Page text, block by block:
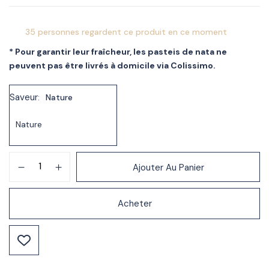
35 personnes regardent ce produit en ce moment
* Pour garantir leur fraîcheur, les pasteis de nata ne
peuvent pas être livrés à domicile via Colissimo.
Saveur Nature
Ajouter Au Panier
Acheter